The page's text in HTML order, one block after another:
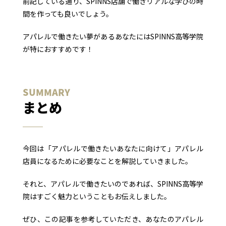
間を作っても良いでしょう。
アパレルで働きたい夢があるあなたにはSPINNS高等学院
が特におすすめです！
まとめ
今回は「アパレルで働きたいあなたに向けて」アパレル
店員になるために必要なことを解説していきました。
それと、アパレルで働きたいのであれば、SPINNS高等学
院はすごく魅力ということもお伝えしました。
ぜひ、この記事を参考していただき、あなたのアパレル